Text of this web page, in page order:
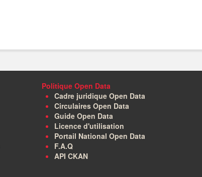
Politique Open Data
Cadre juridique Open Data
Circulaires Open Data
Guide Open Data
Licence d'utilisation
Portail National Open Data
F.A.Q
API CKAN